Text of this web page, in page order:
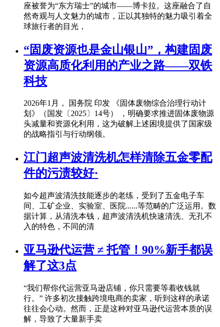
座被誉为“东方瑞士”的城市——博卡拉。这座融合了自
然奇观与人文魅力的城市，正以其独特的魅力吸引着全
球旅行者的目光，
“固废资源也是金山银山”，构建固废
资源高质化利用的产业之路——双铁
科技
2026年1月， 国务院 印发 《固体废物综合治理行动计
划》（国发〔2025〕14号） ，明确要求推进固体废物源
头减量和资源化利用，这为破解上述困境提供了国家级
的战略指引与行动纲领。
江门超声波清洗机怎样清除五金零配
件的污渍较好·
如今超声波清洗技能逐步的老练，受到了五金电子车
间、工矿企业、实验室、医院......等范畴的广泛运用。数
据计算，从清洗本钱，超声波清洗机快速清洗、无孔不
入的特色，不同的清
亚马逊代运营 ≠ 托管！90%新手都误
解了这3点
“我们帮你代运营亚马逊店铺，你只需要等着收钱就
行。” 许多初次接触跨境电商的卖家，听到这样的承诺
往往会心动。然而，正是这种对亚马逊代运营本质的误
解，导致了大量新手卖